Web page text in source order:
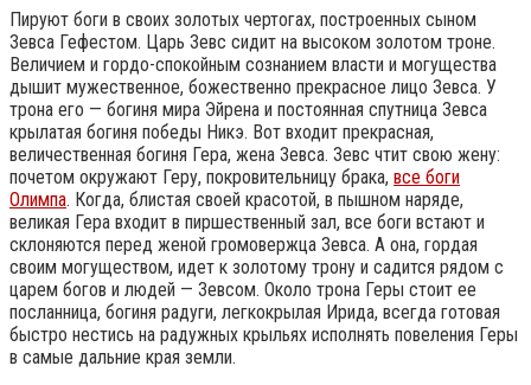
Пируют боги в своих золотых чертогах, построенных сыном
Зевса Гефестом. Царь Зевс сидит на высоком золотом троне.
Величием и гордо-спокойным сознанием власти и могущества
дышит мужественное, божественно прекрасное лицо Зевса. У
трона его — богиня мира Эйрена и постоянная спутница Зевса
крылатая богиня победы Никэ. Вот входит прекрасная,
величественная богиня Гера, жена Зевса. Зевс чтит свою жену:
почетом окружают Геру, покровительницу брака, все боги
Олимпа. Когда, блистая своей красотой, в пышном наряде,
великая Гера входит в пиршественный зал, все боги встают и
склоняются перед женой громовержца Зевса. А она, гордая
своим могуществом, идет к золотому трону и садится рядом с
царем богов и людей — Зевсом. Около трона Геры стоит ее
посланница, богиня радуги, легкокрылая Ирида, всегда готовая
быстро нестись на радужных крыльях исполнять повеления Геры
в самые дальние края земли.